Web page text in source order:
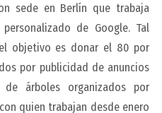
sede en Berlín que trabaja
de Google. Tal
objetivo es donar el 80 por
por publicidad de anuncios
árboles organizados por
quien trabajan desde enero